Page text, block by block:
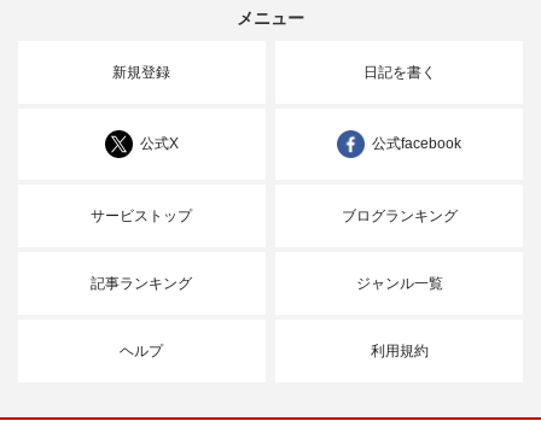
メニュー
新規登録 日記を書く
公式X 公式facebook
サービストップ ブログランキング
記事ランキング ジャンル一覧
ヘルプ 利用規約